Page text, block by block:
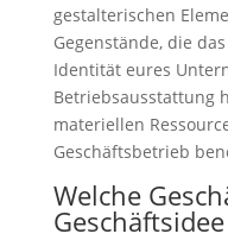
gestalterischen
Gegenstände, die
Identität eures
Betriebsausstattung
materiellen
Geschäftsbetrieb
Welche